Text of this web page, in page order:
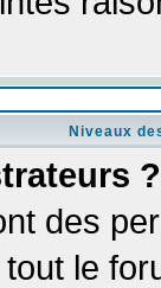
Niveaux
?
des
le